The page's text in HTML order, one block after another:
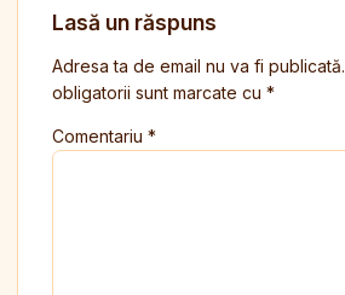
Lasă un răspuns
Adresa ta de email nu va fi publicată.
obligatorii sunt marcate cu *
Comentariu *